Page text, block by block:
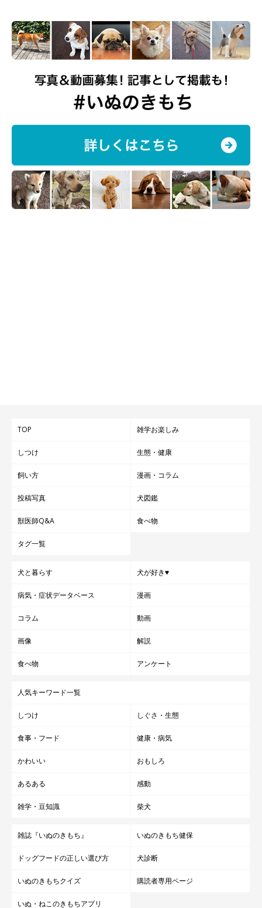
TOP 雑学お楽しみ
しつけ 生態・健康
飼い方 漫画・コラム
投稿写真 犬図鑑
獣医師Q&A 食べ物
タグ一覧
犬と暮らす 犬が好き♥
病気・症状データベース 漫画
コラム 動画
画像 解説
食べ物 アンケート
人気キーワード一覧
しつけ しぐさ・生態
食事・フード 健康・病気
かわいい おもしろ
あるある 感動
雑学・豆知識 柴犬
雑誌『いぬのきもち』 いぬのきもち健保
ドッグフードの正しい選び方 犬診断
いぬのきもちクイズ 購読者専用ページ
いぬ・ねこのきもちアプリ